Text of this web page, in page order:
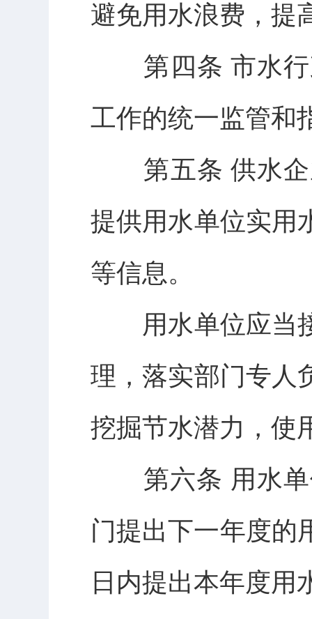
避免用水浪费，提
第四条 市水行
工作的统一监管和
第五条 供水企
提供用水单位实用
等信息。
用水单位应当接
理，落实部门专人
挖掘节水潜力，使
第六条 用水单
门提出下一年度的
日内提出本年度用